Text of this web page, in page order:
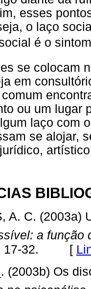
esses
o laço
é o
se colocam
em
ou um lugar
laço com
se alojar,
A. C. (2003a)
a
17-32.
[
(2003b) Os